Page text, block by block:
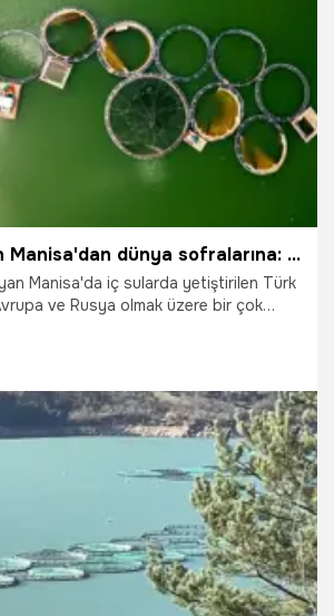
Denizi olmayan Manisa'dan dünya sofralarına: Türk somonu ihracatıyla rekor kırıyor!
Manisa'da iç sularda yetiştirilen Türk
ve Rusya olmak üzere bir çok